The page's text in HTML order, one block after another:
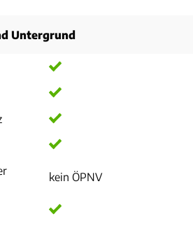
Untergrund
kein ÖPNV